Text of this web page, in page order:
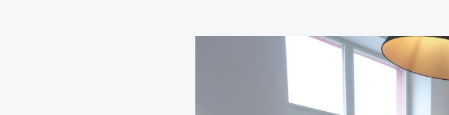
Mechové stěny a obrazy